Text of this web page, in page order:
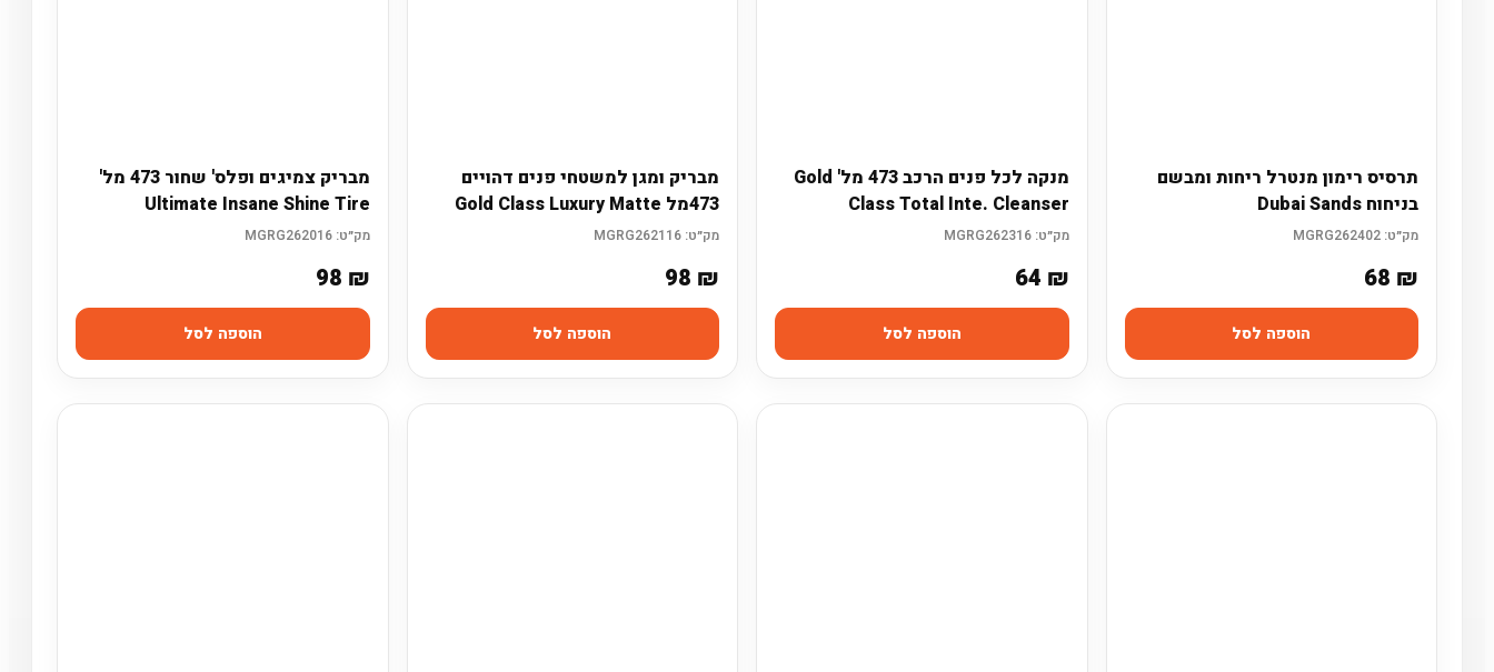
תרסיס רימון מנטרל ריחות ומבשם
בניחוח Dubai Sands
מק״ט:
68 ₪
הוספה לסל
מנקה לכל פנים הרכב 473 מל' Gold
Class Total Inte. Cleanser
מק״ט: MGRG262316
64 ₪
הוספה לסל
מבריק ומגן למשטחי פנים דהויים
473מל Gold Class Luxury Matte
מק״ט:
98 ₪
הוספה לסל
מבריק צמיגים ופלס' שחור 473 מל'
Ultimate Insane Shine Tire
מק״ט: MGRG262016
98 ₪
הוספה לסל